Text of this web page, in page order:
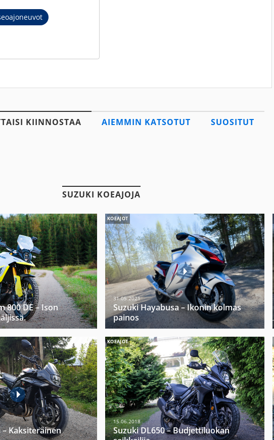
KIINNOSTAA AIEMMIN KATSOTUT SUOSITUT
SUZUKI KOEAJOJA
800 DE – Ison
KOEAJOT
31.05.2021
Suzuki Hayabusa – Ikonin kolmas
painos
Kaksiteräinen
KOEAJOT
15.06.2018
Suzuki DL650 – Budjettiluokan